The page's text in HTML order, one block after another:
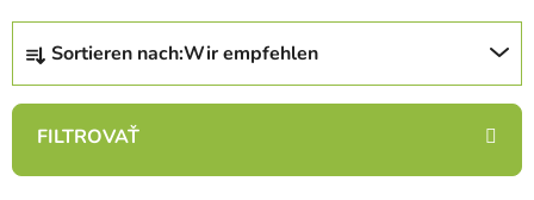
P
o
u
Sortieren nach:Wir empfehlen